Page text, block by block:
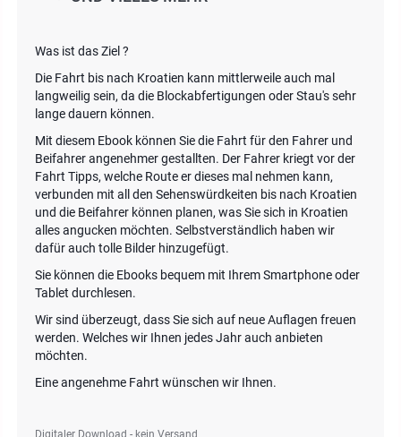
Was ist das Ziel ?
Die Fahrt bis nach Kroatien kann mittlerweile auch mal
langweilig sein, da die Blockabfertigungen oder Stau's sehr
lange dauern können.
Mit diesem Ebook können Sie die Fahrt für den Fahrer und
Beifahrer angenehmer gestallten. Der Fahrer kriegt vor der
Fahrt Tipps, welche Route er dieses mal nehmen kann,
verbunden mit all den Sehenswürdkeiten bis nach Kroatien
und die Beifahrer können planen, was Sie sich in Kroatien
alles angucken möchten. Selbstverständlich haben wir
dafür auch tolle Bilder hinzugefügt.
Sie können die Ebooks bequem mit Ihrem Smartphone oder
Tablet durchlesen.
Wir sind überzeugt, dass Sie sich auf neue Auflagen freuen
werden. Welches wir Ihnen jedes Jahr auch anbieten
möchten.
Eine angenehme Fahrt wünschen wir Ihnen.
Digitaler Download - kein Versand